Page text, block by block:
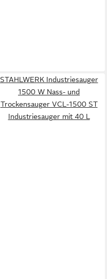
STAHLWERK Industriesauger
1500 W Nass- und
Trockensauger VCL-1500 ST
Industriesauger mit 40 L